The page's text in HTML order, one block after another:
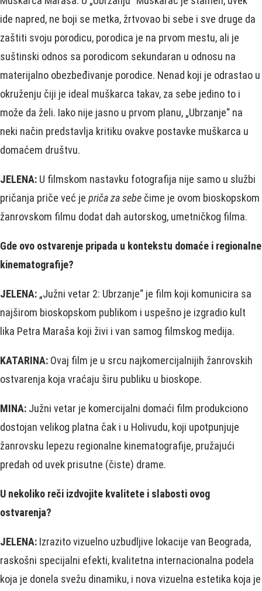
ide napred, ne boji se metka, žrtvovao bi sebe i sve druge da
zaštiti svoju porodicu, porodica je na prvom mestu, ali je
suštinski odnos sa porodicom sekundaran u odnosu na
materijalno obezbeđivanje porodice. Nenad koji je odrastao u
okruženju čiji je ideal muškarca takav, za sebe jedino to i
može da želi. Iako nije jasno u prvom planu, „Ubrzanje“ na
neki način predstavlja kritiku ovakve postavke muškarca u
domaćem društvu.
JELENA: U filmskom nastavku fotografija nije samo u službi
pričanja priče već je priča za sebe čime je ovom bioskopskom
žanrovskom filmu dodat dah autorskog, umetničkog filma.
Gde ovo ostvarenje pripada u kontekstu domaće i regionalne
kinematografije?
JELENA: „Južni vetar 2: Ubrzanje“ je film koji komunicira sa
najširom bioskopskom publikom i uspešno je izgradio kult
lika Petra Maraša koji živi i van samog filmskog medija.
KATARINA: Ovaj film je u srcu najkomercijalnijih žanrovskih
ostvarenja koja vraćaju širu publiku u bioskope.
MINA: Južni vetar je komercijalni domaći film produkciono
dostojan velikog platna čak i u Holivudu, koji upotpunjuje
žanrovsku lepezu regionalne kinematografije, pružajući
predah od uvek prisutne (čiste) drame.
U nekoliko reči izdvojite kvalitete i slabosti ovog
ostvarenja?
JELENA: Izrazito vizuelno uzbudljive lokacije van Beograda,
raskošni specijalni efekti, kvalitetna internacionalna podela
koja je donela svežu dinamiku, i nova vizuelna estetika koja je